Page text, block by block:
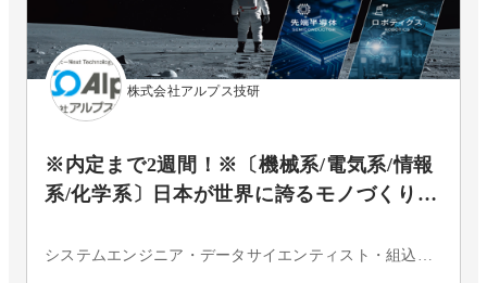
株式会社アルプス技研
※内定まで2週間！※〔機械系/電気系/情報
系/化学系〕日本が世界に誇るモノづくりエ